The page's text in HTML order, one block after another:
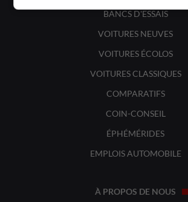
BANCS D'ESSAIS
VOITURES NEUVES
VOITURES ÉCOLOS
VOITURES CLASSIQUES
COMPARATIFS
COIN-CONSEIL
ÉPHÉMÉRIDES
EMPLOIS AUTOMOBILE
À PROPOS DE NOUS